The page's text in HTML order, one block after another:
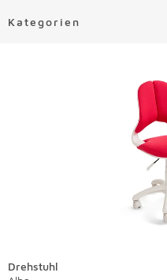
Kategorien
Drehstuhl